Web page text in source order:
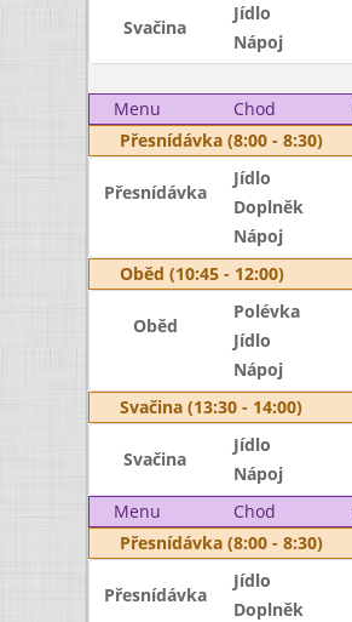
Svačina
Jídlo
Nápoj
Menu
Chod
Přesnídávka (8:00 - 8:30)
Přesnídávka
Jídlo
Doplněk
Nápoj
Oběd (10:45 - 12:00)
Oběd
Polévka
Jídlo
Nápoj
Svačina (13:30 - 14:00)
Svačina
Jídlo
Nápoj
Menu
Chod
Přesnídávka (8:00 - 8:30)
Přesnídávka
Jídlo
Doplněk